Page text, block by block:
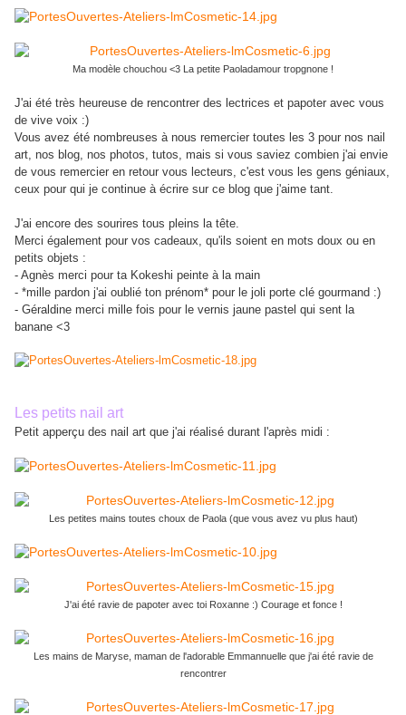
Ma modèle chouchou <3 La petite Paoladamour tropgnone !
J'ai été très heureuse de rencontrer des lectrices et papoter avec vous
de vive voix :)
Vous avez été nombreuses à nous remercier toutes les 3 pour nos nail
art, nos blog, nos photos, tutos, mais si vous saviez combien j'ai envie
de vous remercier en retour vous lecteurs, c'est vous les gens géniaux,
ceux pour qui je continue à écrire sur ce blog que j'aime tant.
J'ai encore des sourires tous pleins la tête.
Merci également pour vos cadeaux, qu'ils soient en mots doux ou en
petits objets :
- Agnès merci pour ta Kokeshi peinte à la main
- *mille pardon j'ai oublié ton prénom* pour le joli porte clé gourmand :)
- Géraldine merci mille fois pour le vernis jaune pastel qui sent la
banane <3
Les petits nail art
Petit apperçu des nail art que j'ai réalisé durant l'après midi :
Les petites mains toutes choux de Paola (que vous avez vu plus haut)
J'ai été ravie de papoter avec toi Roxanne :) Courage et fonce !
Les mains de Maryse, maman de l'adorable Emmannuelle que j'ai été ravie de
rencontrer